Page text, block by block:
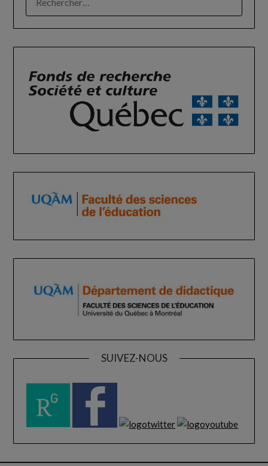
SUIVEZ-NOUS